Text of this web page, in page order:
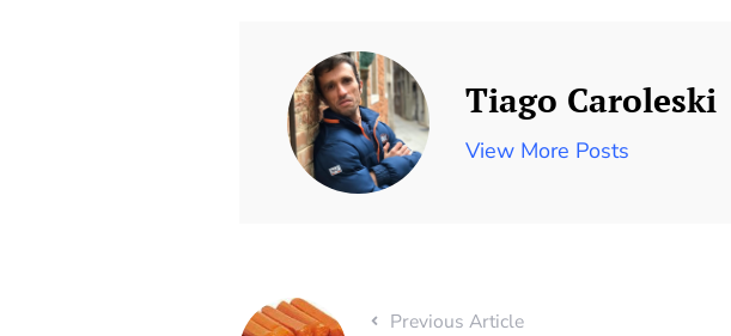
Tiago Caroleski
View More Posts
Previous Article